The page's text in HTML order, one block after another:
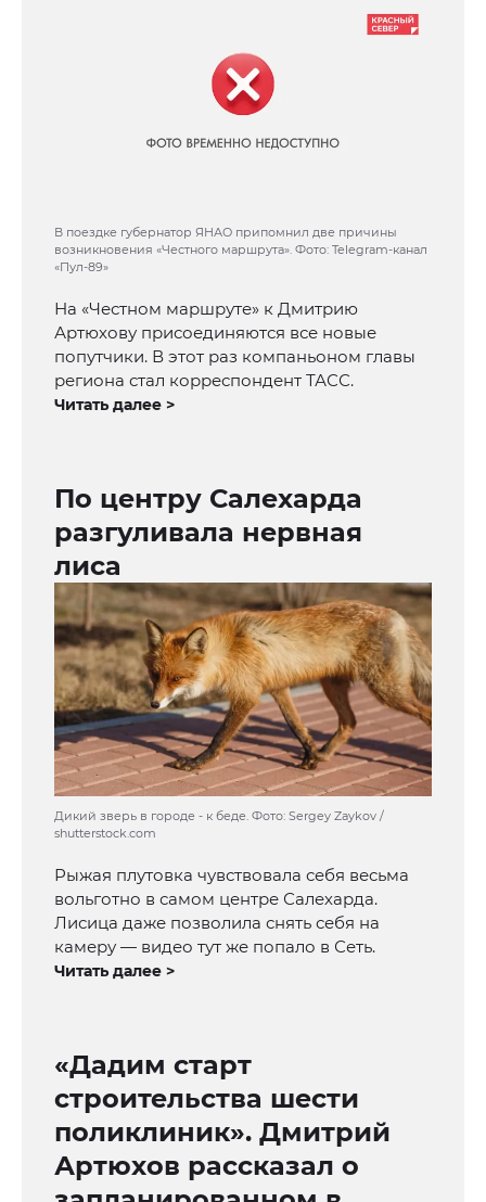
В поездке губернатор ЯНАО припомнил две причины
возникновения «Честного маршрута». Фото: Telegram-канал
«Пул-89»
На «Честном маршруте» к Дмитрию
Артюхову присоединяются все новые
попутчики. В этот раз компаньоном главы
региона стал корреспондент ТАСС.
Читать далее >
По центру Салехарда
разгуливала нервная
лиса
Дикий зверь в городе - к беде. Фото: Sergey Zaykov /
shutterstock.com
Рыжая плутовка чувствовала себя весьма
вольготно в самом центре Салехарда.
Лисица даже позволила снять себя на
камеру — видео тут же попало в Сеть.
Читать далее >
«Дадим старт
строительства шести
поликлиник». Дмитрий
Артюхов рассказал о